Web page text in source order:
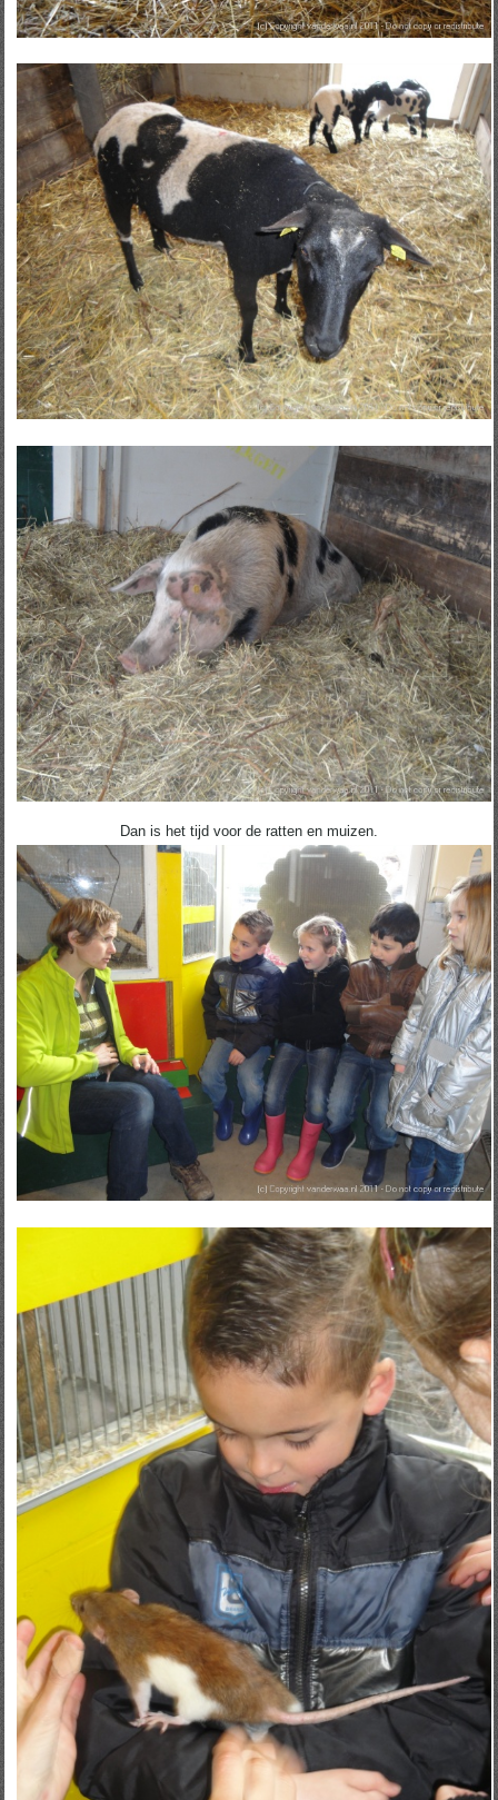
Dan is het tijd voor de ratten en muizen.